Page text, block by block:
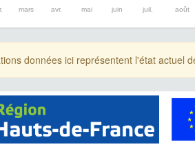
mars avr. mai juin juil. août
données ici représentent l'état actuel